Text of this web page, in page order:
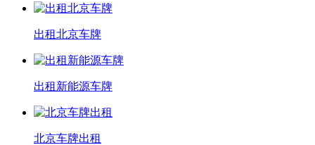
出租北京车牌
出租新能源车牌
北京车牌出租